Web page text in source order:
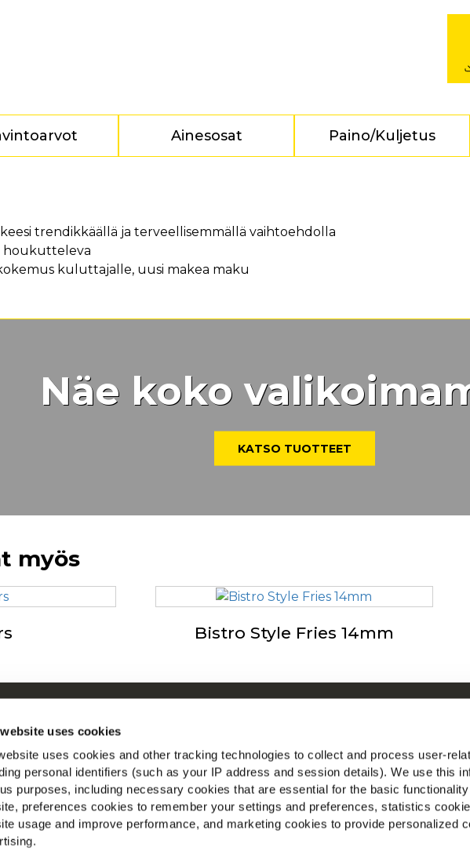
uses cookies
uses cookies and other tracking technologies to collect and process user-
personal identifiers (such as your IP address and session details). We use this
purposes, including necessary cookies that are essential for the basic
preferences cookies to remember your settings and preferences, statistics
usage and improve performance, and marketing cookies to provide personalized
Ainesosat Paino/Kuljetus
trendikkäällä ja terveellisemmällä vaihtoehdolla
houkutteleva
kuluttajalle, uusi makea maku
Näe koko
KATSO TUOTTEET
myös
Bistro Style Fries 14mm
Työpaikat